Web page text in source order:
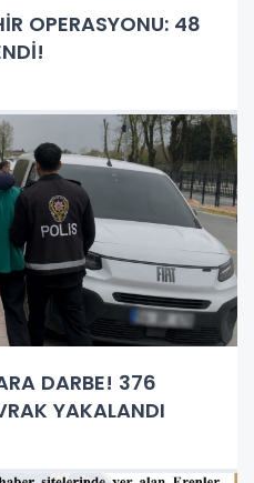
OPERASYONU: 48
DARBE! 376
YAKALANDI